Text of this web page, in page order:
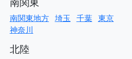
南関東地方 埼玉 千葉 東京
神奈川
北陸